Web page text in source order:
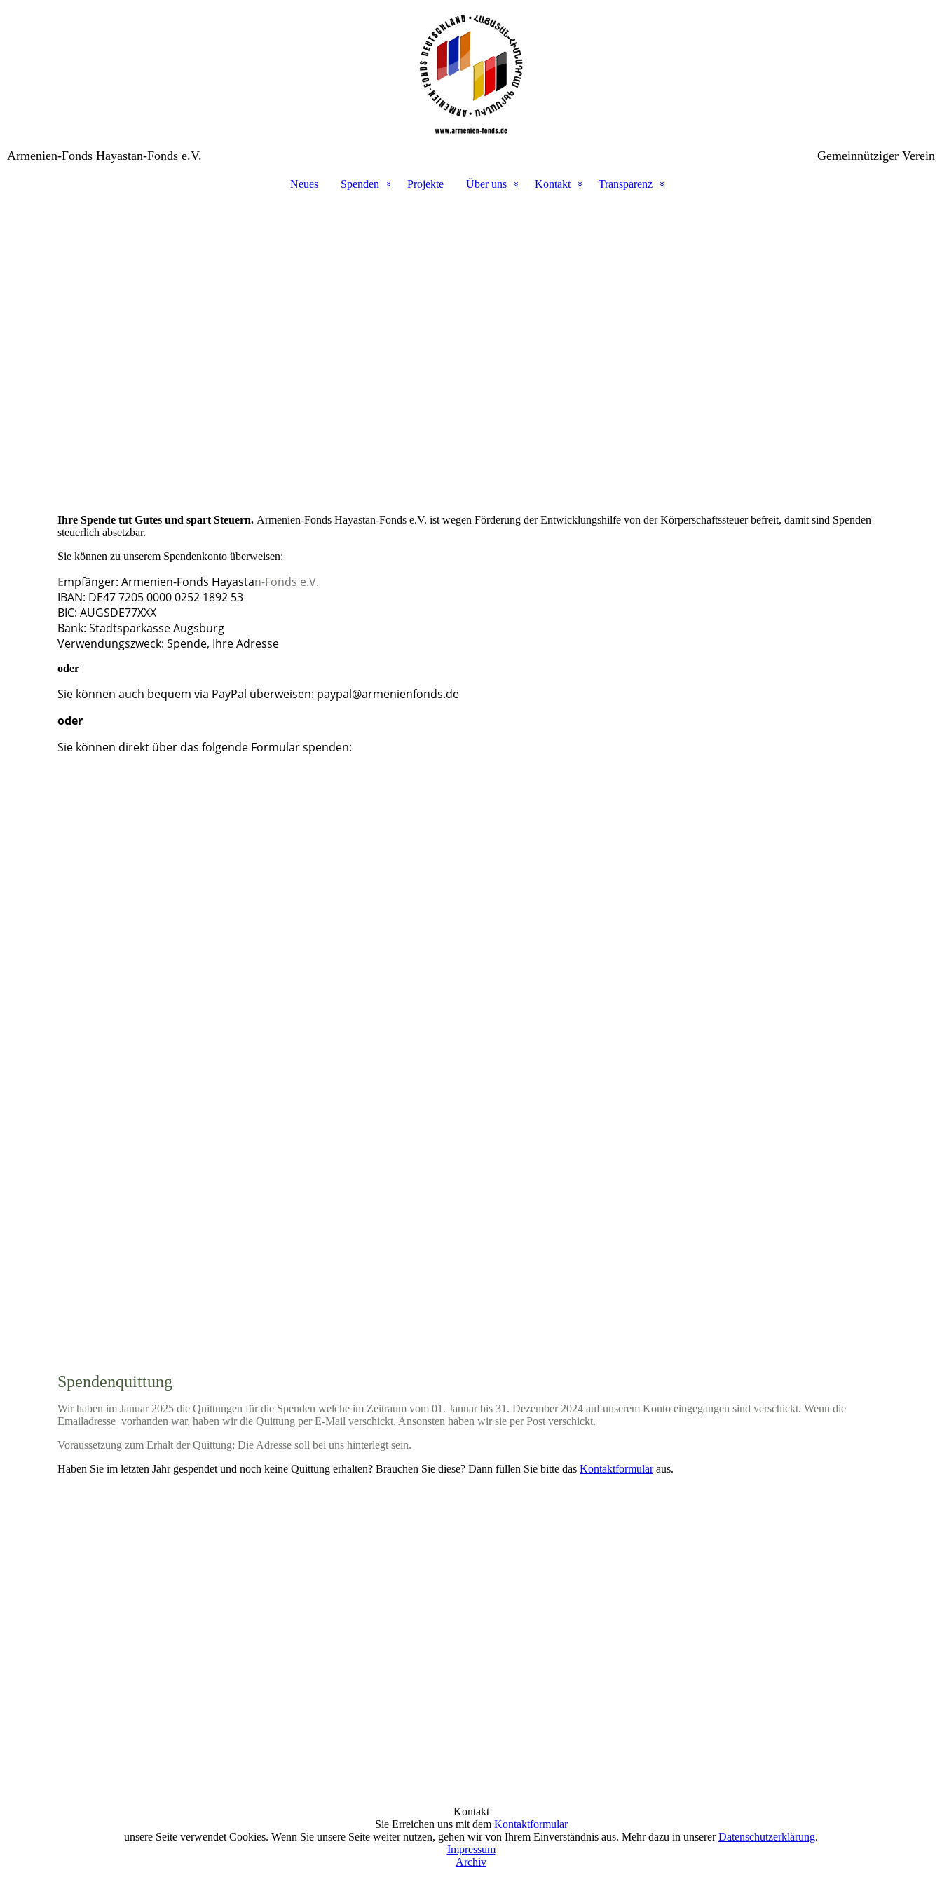
Armenien-Fonds Hayastan-Fonds e.V. Gemeinnütziger Verein
Neues Spenden Projekte Über uns Kontakt Transparenz
Ihre Spende tut Gutes und spart Steuern. Armenien-Fonds Hayastan-Fonds e.V. ist wegen Förderung der Entwicklungshilfe von der Körperschaftssteuer befreit, damit sind Spenden
steuerlich absetzbar.
Sie können zu unserem Spendenkonto überweisen:
Empfänger: Armenien-Fonds Hayastan-Fonds e.V.
IBAN: DE47 7205 0000 0252 1892 53
BIC: AUGSDE77XXX
Bank: Stadtsparkasse Augsburg
Verwendungszweck: Spende, Ihre Adresse
oder
Sie können auch bequem via PayPal überweisen: paypal@armenienfonds.de
oder
Sie können direkt über das folgende Formular spenden:
Spendenquittung
Wir haben im Januar 2025 die Quittungen für die Spenden welche im Zeitraum vom 01. Januar bis 31. Dezember 2024 auf unserem Konto eingegangen sind verschickt. Wenn die
Emailadresse vorhanden war, haben wir die Quittung per E-Mail verschickt. Ansonsten haben wir sie per Post verschickt.
Voraussetzung zum Erhalt der Quittung: Die Adresse soll bei uns hinterlegt sein.
Haben Sie im letzten Jahr gespendet und noch keine Quittung erhalten? Brauchen Sie diese? Dann füllen Sie bitte das Kontaktformularaus.
Kontakt
Sie Erreichen uns mit dem Kontaktformular
unsere Seite verwendet Cookies. Wenn Sie unsere Seite weiter nutzen, gehen wir von Ihrem Einverständnis aus. Mehr dazu in unsererDatenschutzerklärung.
Impressum
Archiv